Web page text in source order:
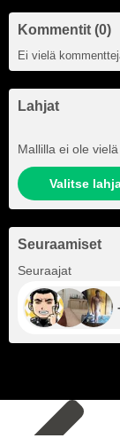
Kommentit (0)
Ei vielä
Lahjat
Mallilla ei ole
Valitse
Seuraamiset
Seuraajat